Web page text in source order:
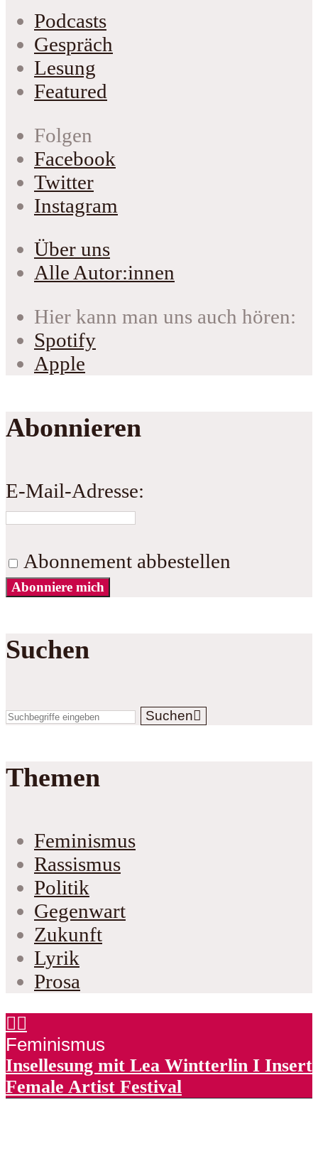
Podcasts
Gespräch
Lesung
Featured
Folgen
Facebook
Twitter
Instagram
Über uns
Alle Autor:innen
Hier kann man uns auch hören:
Spotify
Apple
Abonnieren
E-Mail-Adresse:
Abonnement abbestellen
Abonniere mich
Suchen
Suchen
Themen
Feminismus
Rassismus
Politik
Gegenwart
Zukunft
Lyrik
Prosa
Feminismus
Insellesung mit Lea Wintterlin I Insert
Female Artist Festival